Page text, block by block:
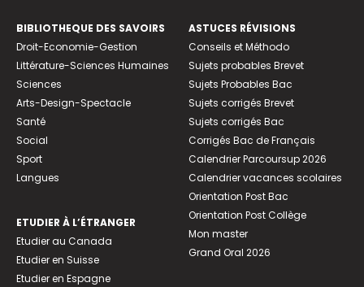
BIBLIOTHEQUE DES SAVOIRS
Droit-Economie-Gestion
Littérature-Sciences Humaines
Sciences
Arts-Design-Spectacle
Santé
Social
Sport
Langues
ETUDIER À L’ÉTRANGER
Etudier au Canada
Etudier en Suisse
Etudier en Espagne
ASTUCES RÉVISIONS
Conseils et Méthodo
Sujets probables Brevet
Sujets Probables Bac
Sujets corrigés Brevet
Sujets corrigés Bac
Corrigés Bac de Français
Calendrier Parcoursup 2026
Calendrier vacances scolaires
Orientation Post Bac
Orientation Post Collège
Mon master
Grand Oral 2026